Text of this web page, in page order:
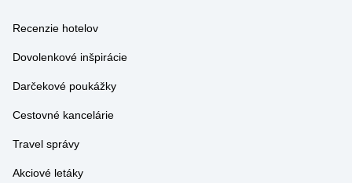
Dovolenkové inšpirácie
Darčekové poukážky
Cestovné kancelárie
Travel správy
Akciové letáky
Kontakty a Pobočky